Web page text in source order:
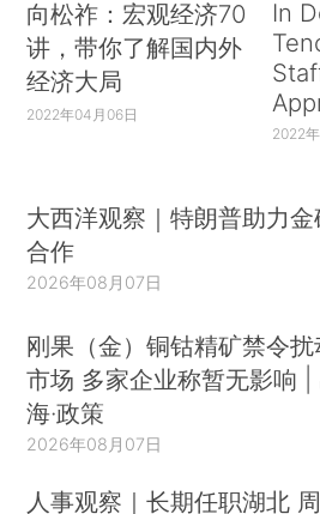
向松祚：宏观经济70
讲，带你了解国内外
经济大局
2022年04月06日
In
2022
大西洋观察｜特朗普助力金
合作
2026年08月07日
刚果（金）铜钴精矿禁令扰
市场 多家企业称暂无影响 |
海·政策
2026年08月07日
人事观察｜长期任职湖北 周